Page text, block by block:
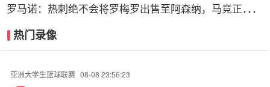
罗马诺：热刺绝不会将罗梅罗出售至阿森纳，马竞正在积
热门录像
亚洲大学生篮球联赛 08-08 23:56:23